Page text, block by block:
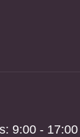
9:00 - 17:00